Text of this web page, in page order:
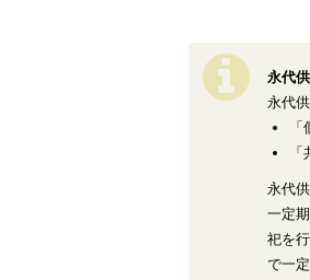
永代
永代
永代
一定
祀を
で一